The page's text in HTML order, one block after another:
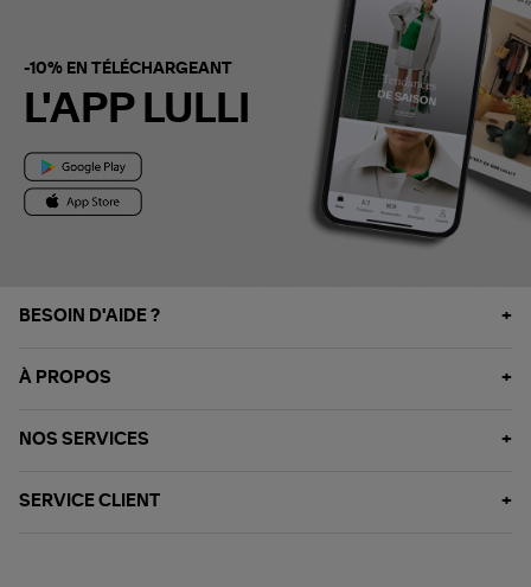
-10% EN TÉLÉCHARGEANT
L'APP LULLI
BESOIN D'AIDE ?
À PROPOS
NOS SERVICES
SERVICE CLIENT